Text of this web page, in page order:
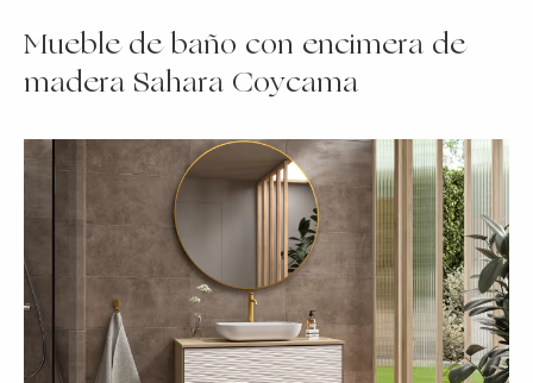
Mueble de baño con encimera de
madera Sahara Coycama